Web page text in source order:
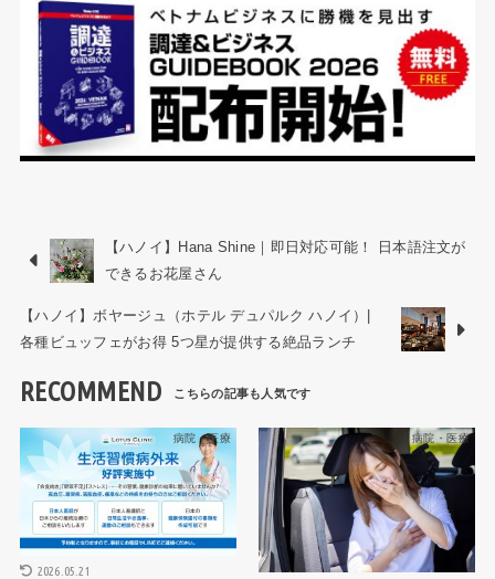
【ハノイ】Hana Shine｜即日対応可能！ 日本語注文が
できるお花屋さん
【ハノイ】ボヤージュ（ホテル デュパルク ハノイ）|
各種ビュッフェがお得 5つ星が提供する絶品ランチ
RECOMMEND
病院・医療
2026.05.21
病院・医療